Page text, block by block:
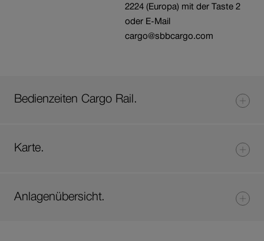
2224 (Europa) mit der Taste 2
oder E-Mail
cargo@sbbcargo.com
Bedienzeiten Cargo Rail.
Karte.
Anlagenübersicht.